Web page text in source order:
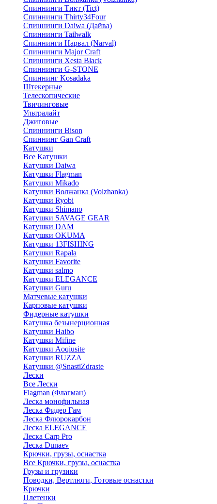
Спиннинги Тикт (Tict)
Спиннинги Thirty34Four
Спиннинги Daiwa (Дайва)
Спиннинги Tailwalk
Спиннинги Нарвал (Narval)
Спиннинги Major Craft
Спиннинги Xesta Black
Спиннинги G-STONE
Спиннинг Kosadaka
Штекерные
Телескопические
Твичинговые
Ультралайт
Джиговые
Спиннинги Bison
Спиннинг Gan Craft
Катушки
Все Катушки
Катушки Daiwa
Катушки Flagman
Катушки Mikado
Катушки Волжанка (Volzhanka)
Катушки Ryobi
Катушки Shimano
Катушки SAVAGE GEAR
Катушки DAM
Катушки OKUMA
Катушки 13FISHING
Катушки Rapala
Катушки Favorite
Катушки salmo
Катушки ELEGANCE
Катушки Guru
Матчевые катушки
Карповые катушки
Фидерные катушки
Катушка безынерционная
Катушки Haibo
Катушки Mifine
Катушки Aoqiusite
Катушки RUZZA
Катушки @SnastiZdraste
Лески
Все Лески
Flagman (Флагман)
Леска монофильная
Леска Фидер Гам
Леска Флюрокарбон
Леска ELEGANCE
Леска Carp Pro
Леска Dunaev
Крючки, грузы, оснастка
Все Крючки, грузы, оснастка
Грузы и грузики
Поводки, Вертлюги, Готовые оснастки
Крючки
Плетенки